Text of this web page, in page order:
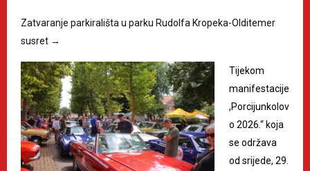
Zatvaranje parkirališta u parku Rudolfa Kropeka-Olditemer
susret →
Tijekom
manifestacije
,Porcijunkolov
o 2026.“ koja
se održava
od srijede, 29.